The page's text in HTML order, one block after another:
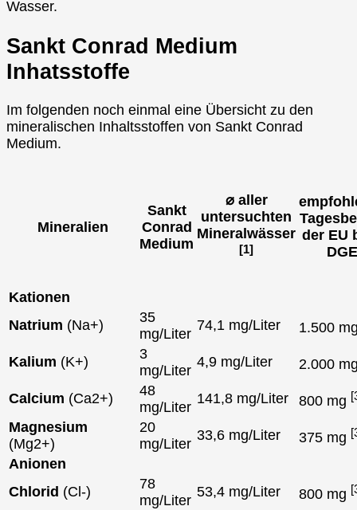
Wasser.
Sankt Conrad Medium
Inhatsstoffe
Im folgenden noch einmal eine Übersicht zu den
mineralischen Inhaltsstoffen von Sankt Conrad
Medium.
Mineralien
Sankt
Conrad
Medium
⌀ aller
untersuchten
Mineralwässer
[1]
der EU
DGE
Kationen
Natrium (Na+)
35
mg/Liter
74,1 mg/Liter 1.500
Kalium (K+)
3
mg/Liter
4,9 mg/Liter 2.000
Calcium (Ca2+)
48
mg/Liter
141,8 mg/Liter 800 mg
Magnesium
(Mg2+)
20
mg/Liter
33,6 mg/Liter 375 mg
Anionen
Chlorid (Cl-)
78
mg/Liter
53,4 mg/Liter 800 mg